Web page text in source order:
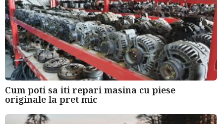
Cum poti sa iti repari masina cu piese
originale la pret mic